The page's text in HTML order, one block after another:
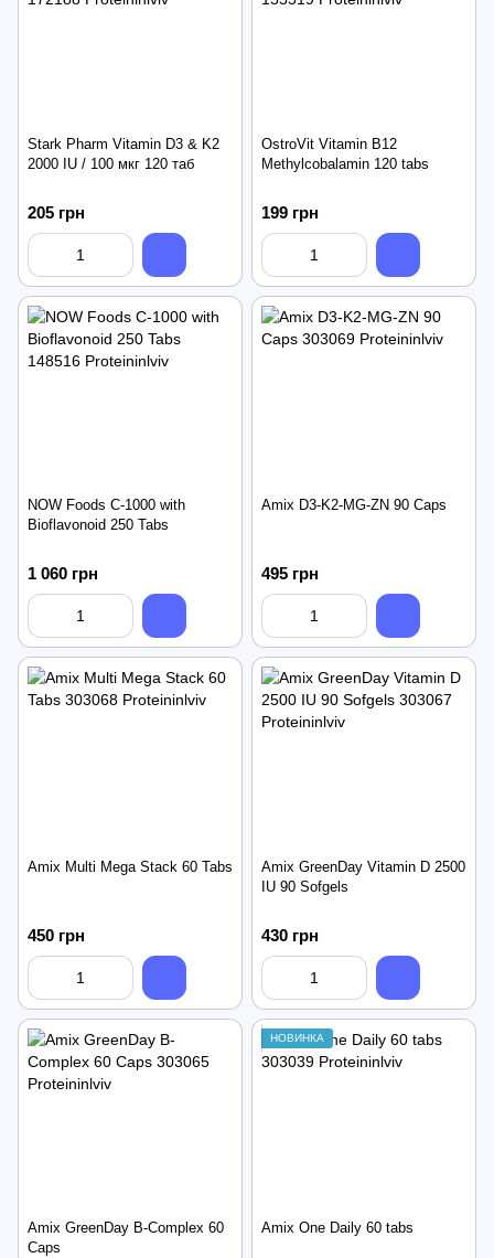
Stark Pharm Vitamin D3 & K2
2000 IU / 100 мкг 120 таб
205 грн
OstroVit Vitamin B12
Methylcobalamin 120 tabs
199 грн
NOW Foods C-1000 with
Bioflavonoid 250 Tabs
1 060 грн
Amix D3-K2-MG-ZN 90 Caps
495 грн
Amix Multi Mega Stack 60 Tabs
450 грн
Amix GreenDay Vitamin D 2500
IU 90 Sofgels
430 грн
Amix GreenDay B-Complex 60
Caps
НОВИНКА
Amix One Daily 60 tabs